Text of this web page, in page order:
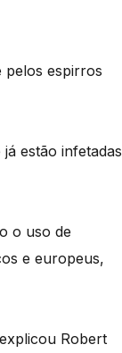
pelos espirros
estão infetadas
o uso de
e europeus,
Robert